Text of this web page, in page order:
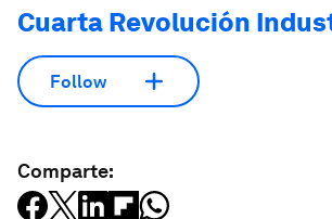
Cuarta Revolución
Follow
Comparte: